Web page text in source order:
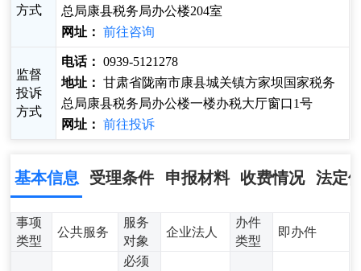
方式
总局康县税务局办公楼204室
网址： 前往咨询
监督
投诉
方式
电话： 0939-5121278
地址： 甘肃省陇南市康县城关镇方家坝国家税务
总局康县税务局办公楼一楼办税大厅窗口1号
网址： 前往投诉
基本信息 受理条件 申报材料 收费情况 法定
事项
类型
公共服务
服务
对象
企业法人
办件
类型
即办件
必须